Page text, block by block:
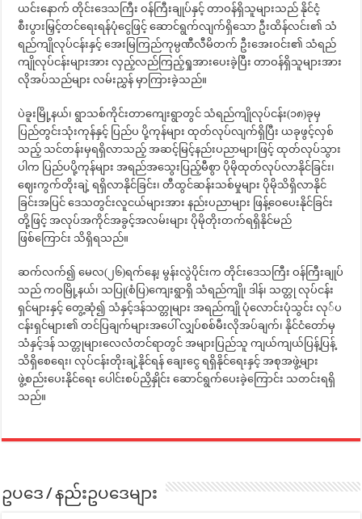
ယင်းနောက် တိုင်းဒေသကြီး ဝန်ကြီးချုပ်နှင့် တာဝန်ရှိသူများသည် နိုင်ငံ့
စီးပွားမြှင့်တင်ရေးရန်ပုံငွေဖြင့် ဆောင်ရွက်လျက်ရှိသော ဦးထိန်လင်း၏ သံ
ရည်ကျိုလုပ်ငန်းနှင့် အေးမြကြည်ကုမ္ပဏီလီမိတက် ဦးအေးဝင်း၏ သံရည်
ကျိုလုပ်ငန်းများအား လှည့်လည်ကြည့်ရှုအားပေးခဲ့ပြီး တာဝန်ရှိသူများအား
လိုအပ်သည်များ လမ်းညွှန် မှာကြားခဲ့သည်။
ပဲခူးမြို့နယ်၊ ရွာသစ်ကိုင်းတာကျေးရွာတွင် သံရည်ကျိုလုပ်ငန်း(၁၈)ခုမှ
ပြည်တွင်းသုံးကုန်နှင့် ပြည်ပ ပို့ကုန်များ ထုတ်လုပ်လျက်ရှိပြီး ယခုဖွင့်လှစ်
သည့် သင်တန်းမှရရှိလာသည့် အဆင့်မြင့်နည်းပညာများဖြင့် ထုတ်လုပ်သွား
ပါက ပြည်ပပို့ကုန်များ အရည်အသွေးပြည့်မီစွာ ပိုမိုထုတ်လုပ်လာနိုင်ခြင်း၊
ဈေးကွက်တိုးချဲ့ ရရှိလာနိုင်ခြင်း၊ တီထွင်ဆန်းသစ်မှုများ ပိုမိုသိရှိလာနိုင်
ခြင်းအပြင် ဒေသတွင်းလူငယ်များအား နည်းပညာများ ဖြန့်ဝေပေးနိုင်ခြင်း
တို့ဖြင့် အလုပ်အကိုင်အခွင့်အလမ်းများ ပိုမိုတိုးတက်ရရှိနိုင်မည်
ဖြစ်ကြောင်း သိရှိရသည်။
ဆက်လက်၍ မေလ(၂၆)ရက်နေ့၊ မွန်းလွဲပိုင်းက တိုင်းဒေသကြီး ဝန်ကြီးချုပ်
သည် ကဝမြို့နယ်၊ သပြု(စံပြ)ကျေးရွာရှိ သံရည်ကျို၊ ဒါန်၊ သတ္တု လုပ်ငန်း
ရှင်များနှင့် တွေ့ဆုံ၍ သံနှင့်ဒန်သတ္တုများ အရည်ကျို ပုံလောင်းပုံသွင်း လု်ပ
ငန်းရှင်များ၏ တင်ပြချက်များအပေါ် လျှပ်စစ်မီးလိုအပ်ချက်၊ နိုင်ငံတော်မှ
သံနှင့်ဒန် သတ္တုများလေလံတင်ရာတွင် အများပြည်သူ ကျယ်ကျယ်ပြန့်ပြန့်
သိရှိစေရေး၊ လုပ်ငန်းတိုးချဲ့နိုင်ရန် ချေးငွေ ရရှိနိုင်ရေးနှင့် အစုအဖွဲ့များ
ဖွဲ့စည်းပေးနိုင်ရေး ပေါင်းစပ်ညှိနှိုင်း ဆောင်ရွက်ပေးခဲ့ကြောင်း သတင်းရရှိ
သည်။
ဥပဒေ / နည်းဥပဒေများ